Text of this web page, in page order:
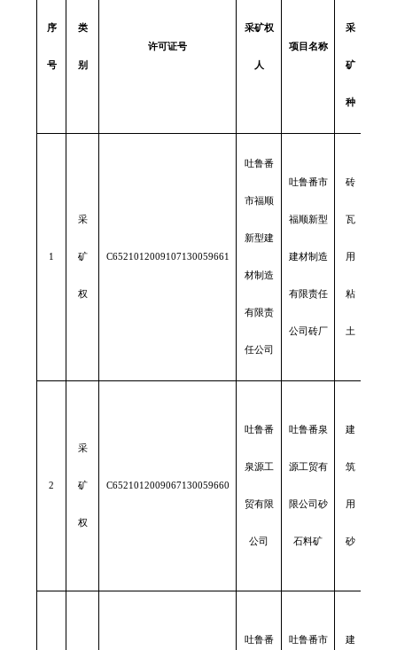
序
号
类
别
许可证号
采矿权
人
项目名称
采
矿
种
1
采
矿
权
C6521012009107130059661
吐鲁番
市福顺
新型建
材制造
有限责
任公司
吐鲁番市
福顺新型
建材制造
有限责任
公司砖厂
砖
瓦
用
粘
土
2
采
矿
权
C6521012009067130059660
吐鲁番
泉源工
贸有限
公司
吐鲁番泉
源工贸有
限公司砂
石料矿
建
筑
用
砂
吐鲁番 吐鲁番市 建